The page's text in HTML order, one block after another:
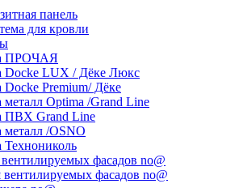
панель
для кровли
ПРОЧАЯ
Docke LUX / Дёке Люкс
Docke Premium/ Дёке
металл Optima /Grand Line
ПВХ Grand Line
металл /OSNO
Технониколь
фасадов no@
фасадов no@